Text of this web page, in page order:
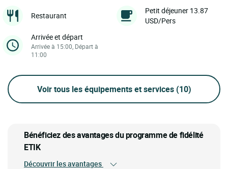
Restaurant
Petit déjeuner 13.87
USD/Pers
Arrivée et départ
Arrivée à 15:00, Départ à
11:00
Voir tous les équipements et services (10)
Bénéficiez des avantages du programme de fidélité
ETIK
Découvrir les avantages